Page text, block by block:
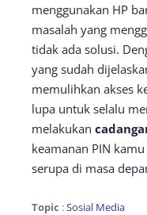
menggunakan HP
masalah yang
tidak ada solusi.
yang sudah
memulihkan akses
lupa untuk selalu
melakukan
keamanan PIN
serupa di masa
Topic :Sosial Media